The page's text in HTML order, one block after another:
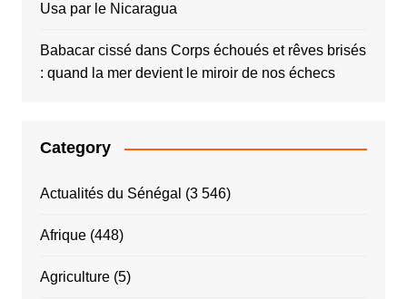
Usa par le Nicaragua
Babacar cissédans Corps échoués et rêves brisés
: quand la mer devient le miroir de nos échecs
Category
Actualités du Sénégal (3 546)
Afrique(448)
Agriculture(5)